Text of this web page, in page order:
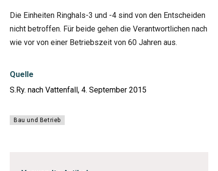
Die Einheiten Ringhals-3 und -4 sind von den Entscheiden
nicht betroffen. Für beide gehen die Verantwortlichen nach
wie vor von einer Betriebszeit von 60 Jahren aus.
Quelle
S.Ry. nach Vattenfall, 4. September 2015
Bau und Betrieb